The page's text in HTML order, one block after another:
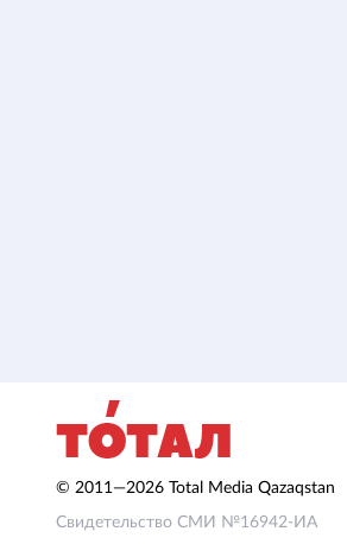
© 2011—2026 Total Media Qazaqstan
Свидетельство СМИ №16942-ИА